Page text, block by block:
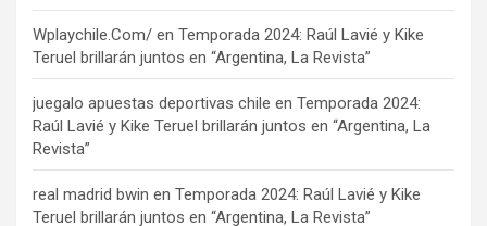
Wplaychile.Com/ en Temporada 2024: Raúl Lavié y Kike
Teruel brillarán juntos en “Argentina, La Revista”
juegalo apuestas deportivas chile en Temporada 2024:
Raúl Lavié y Kike Teruel brillarán juntos en “Argentina, La
Revista”
real madrid bwin en Temporada 2024: Raúl Lavié y Kike
Teruel brillarán juntos en “Argentina, La Revista”